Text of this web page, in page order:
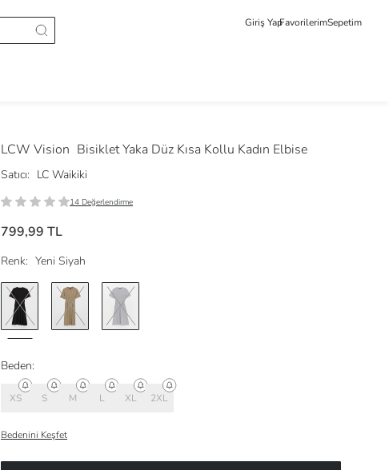
Giriş YapFavorilerimSepetim
LCW Vision Bisiklet Yaka Düz Kısa Kollu Kadın Elbise
Satıcı: LC Waikiki
14 Değerlendirme
799,99 TL
Renk: Yeni Siyah
Beden:
XS S M L XL 2XL
Bedenini Keşfet